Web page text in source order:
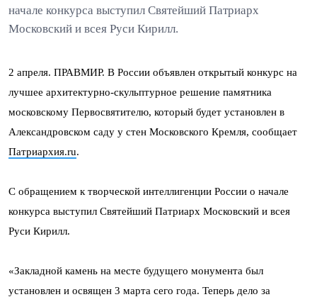
начале конкурса выступил Святейший Патриарх
Московский и всея Руси Кирилл.
2 апреля. ПРАВМИР. В России объявлен открытый конкурс на
лучшее архитектурно-скульптурное решение памятника
московскому Первосвятителю, который будет установлен в
Александровском саду у стен Московского Кремля, сообщает
Патриархия.ru.
С обращением к творческой интеллигенции России о начале
конкурса выступил Святейший Патриарх Московский и всея
Руси Кирилл.
«Закладной камень на месте будущего монумента был
установлен и освящен 3 марта сего года. Теперь дело за